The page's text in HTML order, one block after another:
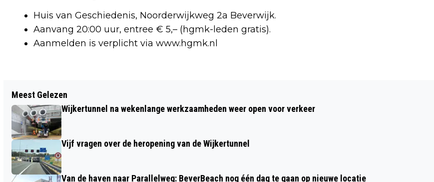
Huis van Geschiedenis, Noorderwijkweg 2a Beverwijk.
Aanvang 20:00 uur, entree € 5,– (hgmk-leden gratis).
Aanmelden is verplicht via www.hgmk.nl
KINDEREN ALS ‘LEVEND STANDBEELD’
TIJDENS WORLD LIVING STATUES
FESTIVAL
WORLD’ IN KENNEMER THEATER
Meest Gelezen
Wijkertunnel na wekenlange werkzaamheden weer open voor verkeer
Vijf vragen over de heropening van de Wijkertunnel
Van de haven naar Parallelweg: BeverBeach nog één dag te gaan op nieuwe locatie